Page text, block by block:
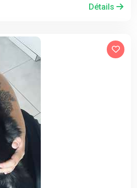
Détails